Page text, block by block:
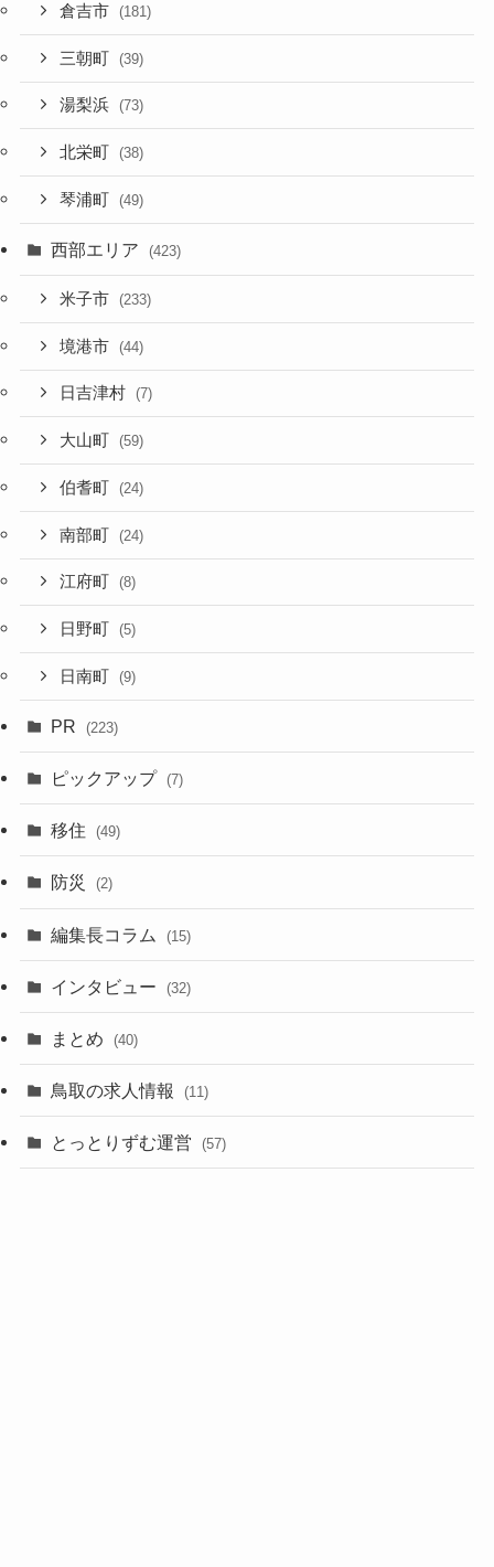
倉吉市 (181)
三朝町 (39)
湯梨浜 (73)
北栄町 (38)
琴浦町 (49)
西部エリア (423)
米子市 (233)
境港市 (44)
日吉津村 (7)
大山町 (59)
伯耆町 (24)
南部町 (24)
江府町 (8)
日野町 (5)
日南町 (9)
PR (223)
ピックアップ (7)
移住 (49)
防災 (2)
編集長コラム (15)
インタビュー (32)
まとめ (40)
鳥取の求人情報 (11)
とっとりずむ運営 (57)